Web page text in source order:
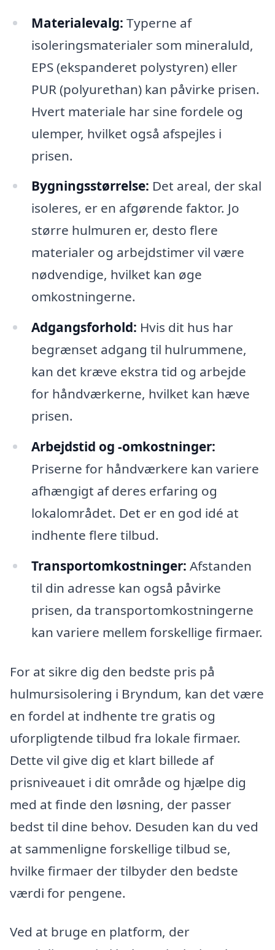
Materialevalg: Typerne af
isoleringsmaterialer som mineraluld,
EPS (ekspanderet polystyren) eller
PUR (polyurethan) kan påvirke prisen.
Hvert materiale har sine fordele og
ulemper, hvilket også afspejles i
prisen.
Bygningsstørrelse: Det areal, der skal
isoleres, er en afgørende faktor. Jo
større hulmuren er, desto flere
materialer og arbejdstimer vil være
nødvendige, hvilket kan øge
omkostningerne.
Adgangsforhold: Hvis dit hus har
begrænset adgang til hulrummene,
kan det kræve ekstra tid og arbejde
for håndværkerne, hvilket kan hæve
prisen.
Arbejdstid og -omkostninger:
Priserne for håndværkere kan variere
afhængigt af deres erfaring og
lokalområdet. Det er en god idé at
indhente flere tilbud.
Transportomkostninger: Afstanden
til din adresse kan også påvirke
prisen, da transportomkostningerne
kan variere mellem forskellige firmaer.
For at sikre dig den bedste pris på
hulmursisolering i Bryndum, kan det være
en fordel at indhente tre gratis og
uforpligtende tilbud fra lokale firmaer.
Dette vil give dig et klart billede af
prisniveauet i dit område og hjælpe dig
med at finde den løsning, der passer
bedst til dine behov. Desuden kan du ved
at sammenligne forskellige tilbud se,
hvilke firmaer der tilbyder den bedste
værdi for pengene.
Ved at bruge en platform, der